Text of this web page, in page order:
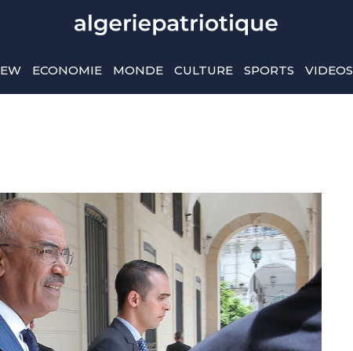
ECONOMIE MONDE CULTURE SPORTS VIDEOS